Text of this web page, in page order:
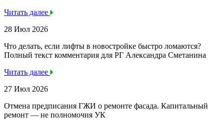
Читать далее
28 Июл 2026
Что делать, если лифты в новостройке быстро ломаются?
Полный текст комментария для РГ Александра Сметанина
Читать далее
27 Июл 2026
Отмена предписания ГЖИ о ремонте фасада. Капитальный
ремонт — не полномочия УК